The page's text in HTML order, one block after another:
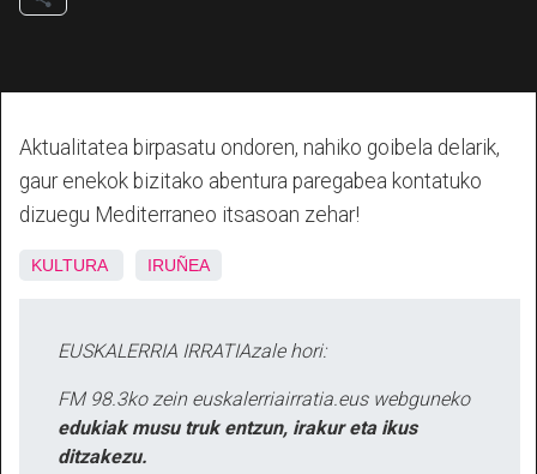
Aktualitatea birpasatu ondoren, nahiko goibela delarik,
gaur enekok bizitako abentura paregabea kontatuko
dizuegu Mediterraneo itsasoan zehar!
KULTURA IRUÑEA
EUSKALERRIA IRRATIAzale hori:
FM 98.3ko zein euskalerriairratia.eus webguneko
edukiak musu truk entzun, irakur eta ikus
ditzakezu.